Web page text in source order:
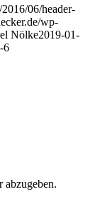
06/header-
wp-
Nölke2019-01-
6
abzugeben.